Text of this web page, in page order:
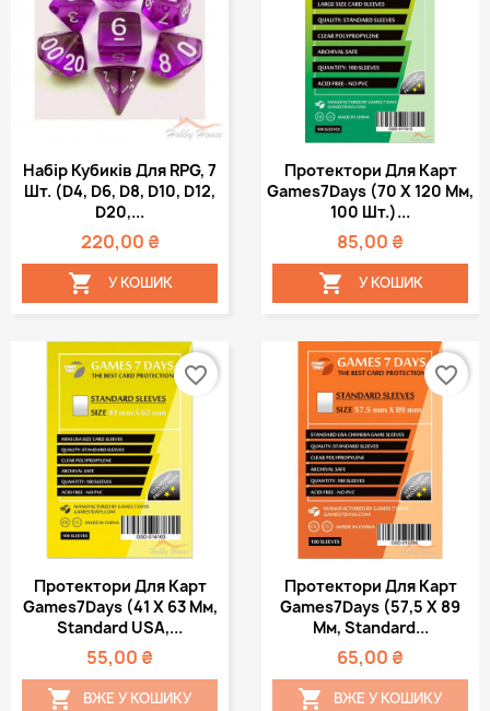
Набір Кубиків Для RPG, 7
Шт. (d4, D6, D8, D10, D12,
D20,...
220,00 ₴
 У КОШИК
Протектори Для Карт
Games7Days (70 Х 120 Мм,
100 Шт.)...
85,00 ₴
 У КОШИК
Протектори Для Карт
Games7Days (41 Х 63 Мм,
Standard USA,...
55,00 ₴
 ВЖЕ У КОШИКУ
favorite_border
Протектори Для Карт
Games7Days (57,5 Х 89
Мм, Standard...
65,00 ₴
 ВЖЕ У КОШИКУ
favorite_border